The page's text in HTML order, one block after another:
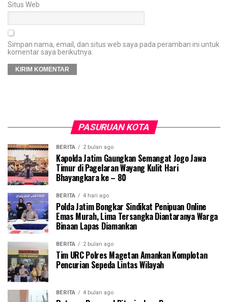
Situs Web
Simpan nama, email, dan situs web saya pada peramban ini untuk
komentar saya berikutnya.
PASURUAN KOTA
BERITA 2 bulan ago
Kapolda Jatim Gaungkan Semangat Jogo Jawa
Timur di Pagelaran Wayang Kulit Hari
Bhayangkara ke – 80
BERITA 4 hari ago
Polda Jatim Bongkar Sindikat Penipuan Online
Emas Murah, Lima Tersangka Diantaranya Warga
Binaan Lapas Diamankan
BERITA 2 bulan ago
Tim URC Polres Magetan Amankan Komplotan
Pencurian Sepeda Lintas Wilayah
BERITA 4 bulan ago